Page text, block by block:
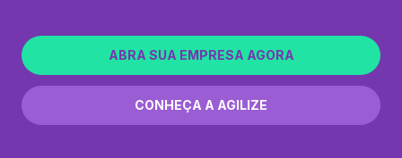
ABRA SUA EMPRESA AGORA
CONHEÇA A AGILIZE